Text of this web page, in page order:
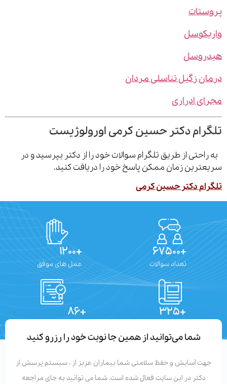
زگیل تناسلی مردان
ادراری
دکتر حسین کرمی اورولوژیست
از طریق تلگرام سوالات خود را از دکتر بپرسید و در
زمان ممکن پاسخ خود را دریافت کنید.
دکتر حسین کرمی
تعداد سوالات عمل های موفق
شما می‌توانید از همین جا نوبت خود را رزرو کنید
آسایش و حفظ سلامتی شما بیماران عزیز از ، سیستم پرسش از
دکتر در این سایت فعال شده است. شما می توانید به جای مراجعه